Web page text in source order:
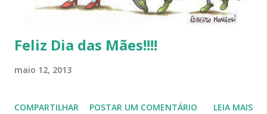
Feliz Dia das Mães!!!!
maio 12, 2013
COMPARTILHAR POSTAR UM COMENTÁRIO LEIA MAIS